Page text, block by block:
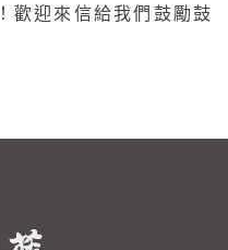
歡迎來信給我們鼓勵鼓